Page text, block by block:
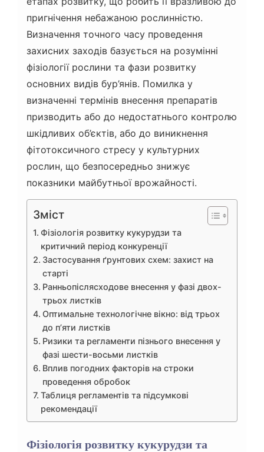
пригнічення небажаною рослинністю.
Визначення точного часу проведення
захисних заходів базується на розумінні
фізіології рослини та фази розвитку
основних видів бур’янів. Помилка у
визначенні термінів внесення препаратів
призводить або до недостатнього контролю
шкідливих об’єктів, або до виникнення
фітотоксичного стресу у культурних
рослин, що безпосередньо знижує
показники майбутньої врожайності.
Зміст
Фізіологія розвитку кукурудзи та
критичний період конкуренції
Застосування ґрунтових схем: захист на
старті
Ранньопіслясходове внесення у фазі двох-
трьох листків
Оптимальне технологічне вікно: від трьох
до п’яти листків
Ризики та регламенти пізнього внесення у
фазі шести-восьми листків
Вплив погодних факторів на строки
проведення обробок
Таблиця регламентів та підсумкові
рекомендації
Фізіологія розвитку кукурудзи та